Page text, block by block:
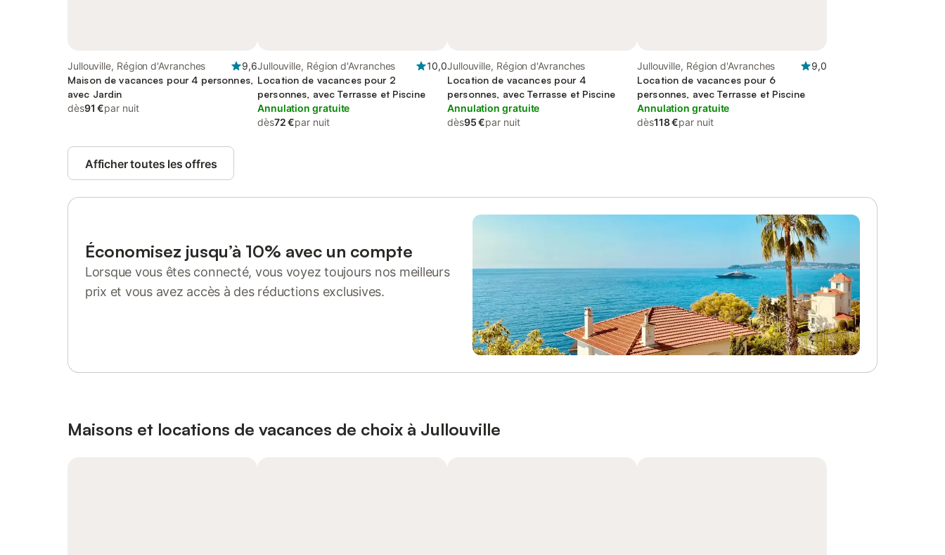
Jullouville, Région d'Avranches
9,6
Maison de vacances pour 4 personnes,
avec Jardin
dès91 €par nuit
Jullouville, Région d'Avranches
10,0
Location de vacances pour 2
personnes, avec Terrasse et Piscine
Annulation gratuite
dès72 €par nuit
Jullouville, Région d'Avranches
Location de vacances pour 4
personnes, avec Terrasse et Piscine
Annulation gratuite
dès95 €par nuit
Jullouville, Région d'Avranches
9,0
Location de vacances pour 6
personnes, avec Terrasse et Piscine
Annulation gratuite
dès118 €par nuit
Afficher toutes les offres
Économisez jusqu’à 10% avec un compte
Lorsque vous êtes connecté, vous voyez toujours nos meilleurs
prix et vous avez accès à des réductions exclusives.
Maisons et locations de vacances de choix à Jullouville